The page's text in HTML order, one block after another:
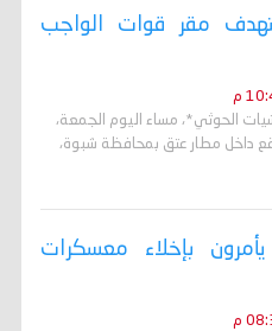
مقر قوات الواجب
الحوثي*، مساء اليوم الجمعة،
داخل مطار عتق بمحافظة شبوة،
بإخلاء معسكرات